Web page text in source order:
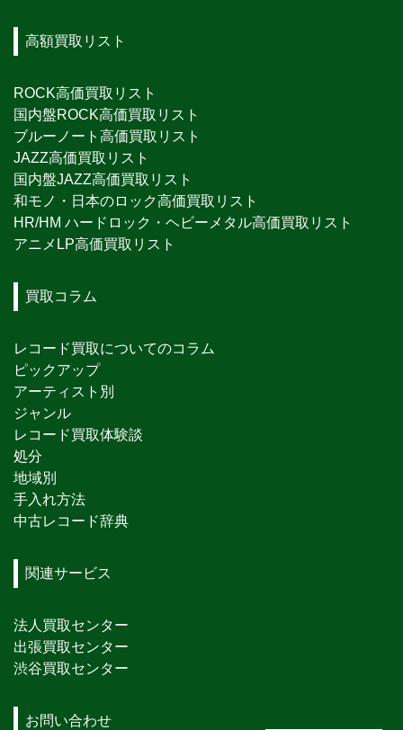
高額買取リスト
ROCK高価買取リスト
国内盤ROCK高価買取リスト
ブルーノート高価買取リスト
JAZZ高価買取リスト
国内盤JAZZ高価買取リスト
和モノ・日本のロック高価買取リスト
HR/HM ハードロック・ヘビーメタル高価買取リスト
アニメLP高価買取リスト
買取コラム
レコード買取についてのコラム
ピックアップ
アーティスト別
ジャンル
レコード買取体験談
処分
地域別
手入れ方法
中古レコード辞典
関連サービス
法人買取センター
出張買取センター
渋谷買取センター
お問い合わせ